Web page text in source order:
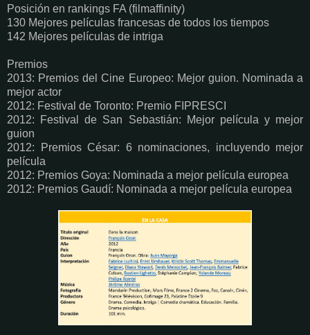
Posición en rankings FA (filmaffinity)
130 Mejores películas francesas de todos los tiempos
142 Mejores películas de intriga
Premios
2013: Premios del Cine Europeo: Mejor guion. Nominada a
mejor actor
2012: Festival de Toronto: Premio FIPRESCI
2012: Festival de San Sebastián: Mejor película y mejor
guion
2012: Premios César: 6 nominaciones, incluyendo mejor
película
2012: Premios Goya: Nominada a mejor película europea
2012: Premios Gaudí: Nominada a mejor película europea